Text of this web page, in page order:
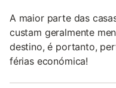
A maior parte das
custam geralmente
destino, é portanto,
férias económica!